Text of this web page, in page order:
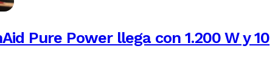
Pure Power llega con 1.200 W y 10